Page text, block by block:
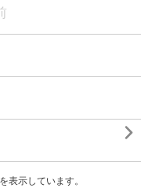

表示しています。